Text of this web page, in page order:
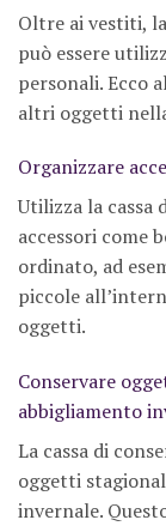
Oltre ai vestiti,
può essere
personali. Ecco
altri oggetti
Organizzare
Utilizza la cassa
accessori come
ordinato, ad
piccole
oggetti.
Conservare
abbigliamento
La cassa di
oggetti
invernale.